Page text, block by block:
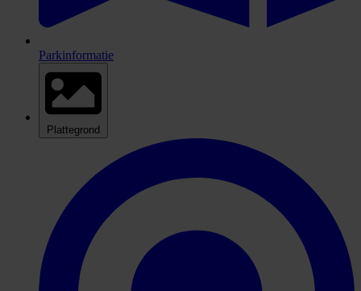
Parkinformatie
Plattegrond